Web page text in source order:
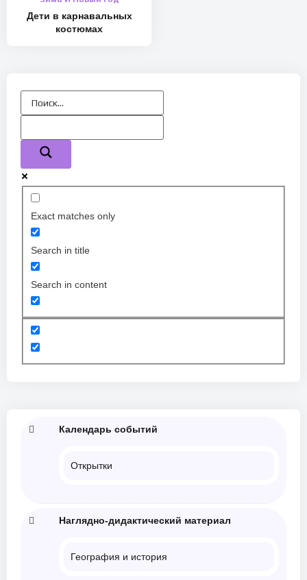
Дети в карнавальных
костюмах
Exact matches only
Search in title
Search in content
Календарь событий
Открытки
Наглядно-дидактический материал
География и история